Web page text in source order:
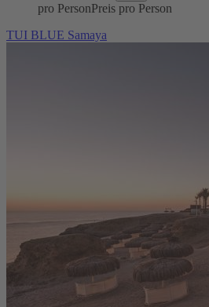
pro PersonPreis pro Person
TUI BLUE Samaya